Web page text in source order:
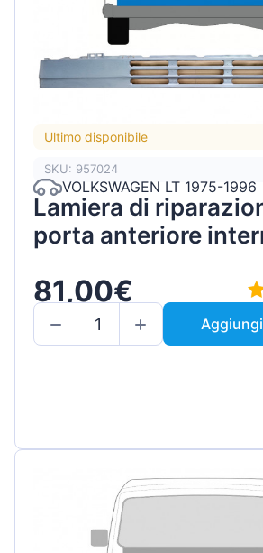
Ultimo disponibile
SKU: 957024
VOLKSWAGEN LT 1975-1996
Lamiera di
porta anteriore
81,00€